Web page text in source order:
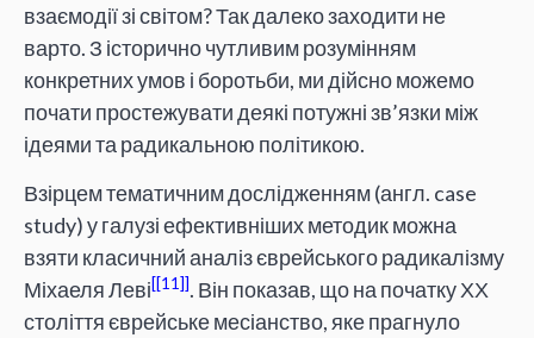
взаємодії зі світом? Так далеко заходити не
варто. З історично чутливим розумінням
конкретних умов і боротьби, ми дійсно можемо
почати простежувати деякі потужні зв’язки між
ідеями та радикальною політикою.
Взірцем тематичним дослідженням (англ. case
study) у галузі ефективніших методик можна
взяти класичний аналіз єврейського радикалізму
Міхаеля Леві [11] . Він показав, що на початку ХХ
століття єврейське месіанство, яке прагнуло